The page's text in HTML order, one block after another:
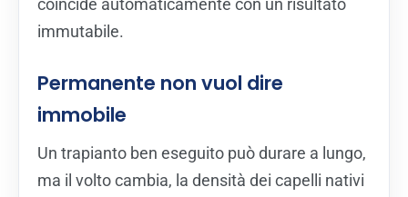
coincide automaticamente con un risultato
immutabile.
Permanente non vuol dire
immobile
Un trapianto ben eseguito può durare a lungo,
ma il volto cambia, la densità dei capelli nativi